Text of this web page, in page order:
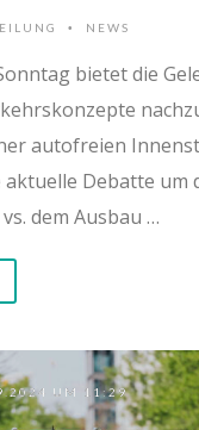
• NEWS
bietet die
autofreien
aktuelle Debatte um
dem Ausbau …
UM 11:29